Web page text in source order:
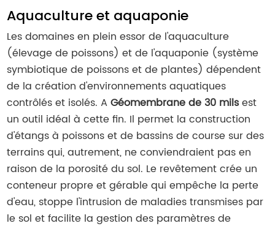
Aquaculture et aquaponie
Les domaines en plein essor de l'aquaculture
(élevage de poissons) et de l'aquaponie (système
symbiotique de poissons et de plantes) dépendent
de la création d'environnements aquatiques
contrôlés et isolés. AGéomembrane de 30 milsest
un outil idéal à cette fin. Il permet la construction
d'étangs à poissons et de bassins de course sur des
terrains qui, autrement, ne conviendraient pas en
raison de la porosité du sol. Le revêtement crée un
conteneur propre et gérable qui empêche la perte
d'eau, stoppe l'intrusion de maladies transmises par
le sol et facilite la gestion des paramètres de